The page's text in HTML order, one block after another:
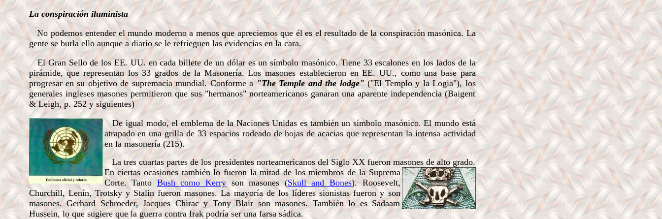
La conspiración iluminista
No podemos entender el mundo moderno a menos que apreciemos que él es el resultado de la conspiración masónica. La
gente se burla ello aunque a diario se le refrieguen las evidencias en la cara.
El Gran Sello de los EE. UU. en cada billete de un dólar es un símbolo masónico. Tiene 33 escalones en los lados de la
pirámide, que representan los 33 grados de la Masonería. Los masones establecieron en EE. UU., como una base para
progresar en su objetivo de supremacía mundial. Conforme a"The Temple and the lodge"("El Templo y la Logia"), los
generales ingleses masones permitieron que sus "hermanos" norteamericanos ganaran una aparente independencia (Baigent
& Leigh, p. 252 y siguientes)
De igual modo, el emblema de la Naciones Unidas es también un símbolo masónico. El mundo está
atrapado en una grilla de 33 espacios rodeado de hojas de acacias que representan la intensa actividad
en la masonería (215).
La tres cuartas partes de los presidentes norteamericanos del Siglo XX fueron masones de alto grado.
En ciertas ocasiones también lo fueron la mitad de los miembros de laSuprema
Corte. Tanto Bush como Kerryson masones (Skull and Bones). Roosevelt,
Churchill, Lenín, Trotsky y Stalin fueron masones. La mayoría de los líderes sionistas fueron y son
masones. Gerhard Schroeder, Jacques Chirac y Tony Blair son masones. También lo es Sadaam
Hussein, lo que sugiere que la guerra contra Irak podría ser una farsa sádica.